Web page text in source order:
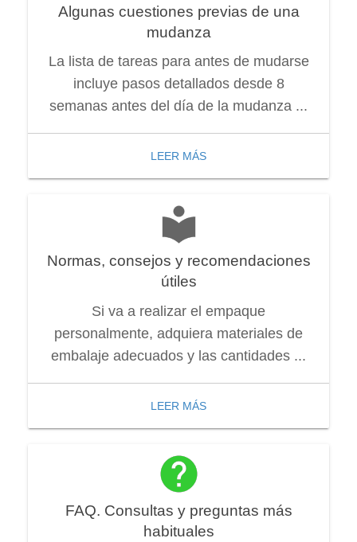
Algunas cuestiones previas de una
mudanza
La lista de tareas para antes de mudarse
incluye pasos detallados desde 8
semanas antes del día de la mudanza ...
LEER MÁS
Normas, consejos y recomendaciones
útiles
Si va a realizar el empaque
personalmente, adquiera materiales de
embalaje adecuados y las cantidades ...
LEER MÁS
FAQ. Consultas y preguntas más
habituales